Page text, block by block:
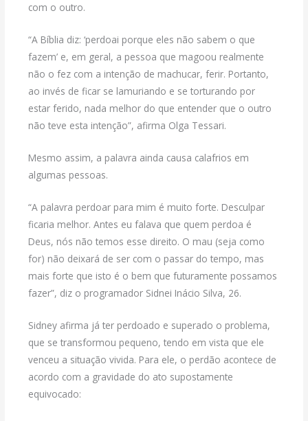
com o outro.
“A Bíblia diz: ‘perdoai porque eles não sabem o que
fazem’ e, em geral, a pessoa que magoou realmente
não o fez com a intenção de machucar, ferir. Portanto,
ao invés de ficar se lamuriando e se torturando por
estar ferido, nada melhor do que entender que o outro
não teve esta intenção”, afirma Olga Tessari.
Mesmo assim, a palavra ainda causa calafrios em
algumas pessoas.
“A palavra perdoar para mim é muito forte. Desculpar
ficaria melhor. Antes eu falava que quem perdoa é
Deus, nós não temos esse direito. O mau (seja como
for) não deixará de ser com o passar do tempo, mas
mais forte que isto é o bem que futuramente possamos
fazer”, diz o programador Sidnei Inácio Silva, 26.
Sidney afirma já ter perdoado e superado o problema,
que se transformou pequeno, tendo em vista que ele
venceu a situação vivida. Para ele, o perdão acontece de
acordo com a gravidade do ato supostamente
equivocado: